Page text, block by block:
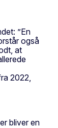
”En
også
at
2022,
bliver en